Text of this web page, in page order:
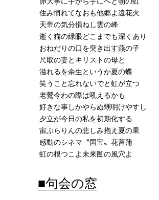
住み慣れてなおも他郷よ遠花火
天帝の気分損ねし雲の峰
逝く猫の緑眼どこまでも深くあり
おねだりの口を突き出す燕の子
尺取の妻とキリストの母と
溢れるを余生というか夏の蝶
笑うこと忘れないでと虹が立つ
老鶯今わの際は吼えるかも
好きな事しかやらぬ甥明けやすし
夕立が今日の私を初期化する
宙ぶらりんの悲しみ抱え夏の果
感動のシネマ〝国宝〟花菖蒲
虹の根つこよ未来圏の風穴よ
句会の窓